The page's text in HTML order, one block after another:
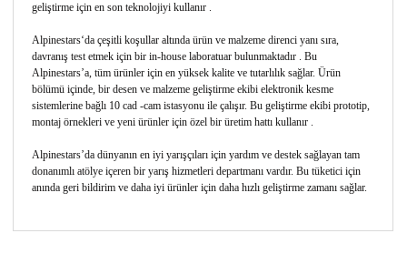
geliştirme için en son teknolojiyi kullanır .
Alpinestars‘da çeşitli koşullar altında ürün ve malzeme direnci yanı sıra,
davranış test etmek için bir in-house laboratuar bulunmaktadır . Bu
Alpinestars’a, tüm ürünler için en yüksek kalite ve tutarlılık sağlar. Ürün
bölümü içinde, bir desen ve malzeme geliştirme ekibi elektronik kesme
sistemlerine bağlı 10 cad -cam istasyonu ile çalışır. Bu geliştirme ekibi prototip,
montaj örnekleri ve yeni ürünler için özel bir üretim hattı kullanır .
Alpinestars’da dünyanın en iyi yarışçıları için yardım ve destek sağlayan tam
donanımlı atölye içeren bir yarış hizmetleri departmanı vardır. Bu tüketici için
anında geri bildirim ve daha iyi ürünler için daha hızlı geliştirme zamanı sağlar.